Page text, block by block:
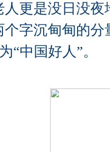
更是没日没
字沉甸甸的
“中国好人”。